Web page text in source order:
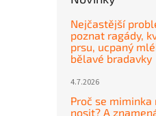
Nejčastější
poznat ragády,
prsu, ucpaný
bělavé bradavky
4.7.2026
Proč se
nosit? A